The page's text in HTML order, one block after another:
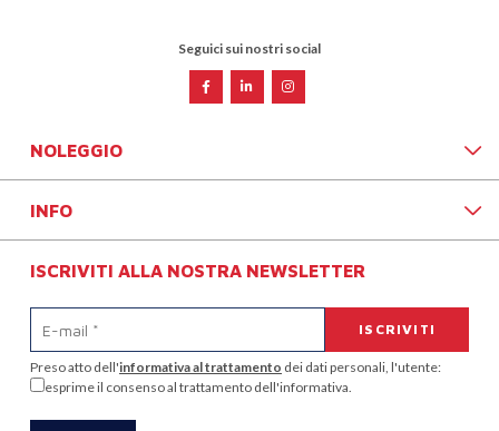
Seguici sui nostri social
NOLEGGIO
INFO
ISCRIVITI ALLA NOSTRA NEWSLETTER
Preso atto dell'informativa al trattamento dei dati personali, l'utente:
esprime il consenso al trattamento dell'informativa.